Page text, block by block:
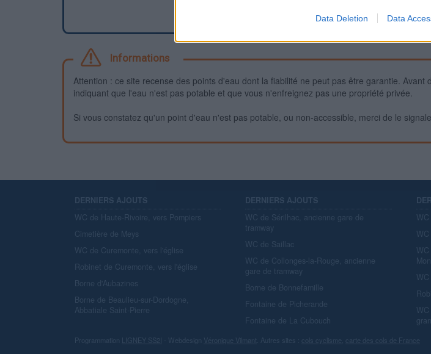
Data Deletion Data
Informations
Attention : ce site recense des points d'eau dont la fiabilité ne peut pas être garantie.
indiquant que l'eau n'est pas potable et que vous n'enfreignez pas une propriété privée.
Si vous constatez qu'un point d'eau n'est pas potable, ou non-accessible, merci de le
DERNIERS AJOUTS
WC de Haute-Rivoire, vers Pompiers
Cimetière de Meys
WC de Curemonte, vers l'église
Robinet de Curemonte, vers l'église
Borne d'Aubazines
Borne de Beaulieu-sur-Dordogne,
Abbatiale Saint-Pierre
DERNIERS AJOUTS
WC de Sérilhac, ancienne gare de
tramway
WC de Saillac
WC de Collonges-la-Rouge, ancienne
gare de tramway
Borne de Bonnefamille
Fontaine de Picherande
Fontaine de La Cubouch
Programmation LIGNEY SS2I - Webdesign Véronique Vilmant . Autres sites : cols cyclisme carte des cols de France